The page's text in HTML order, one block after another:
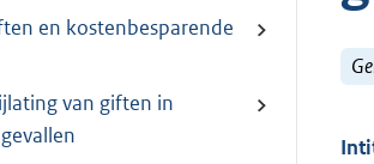
en kostenbesparende
van giften in